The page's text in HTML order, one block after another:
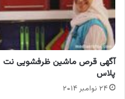
آگهی قرص ماشین ظرفشویی نت
پلاس
۲۴ نوامبر ۲۰۱۴